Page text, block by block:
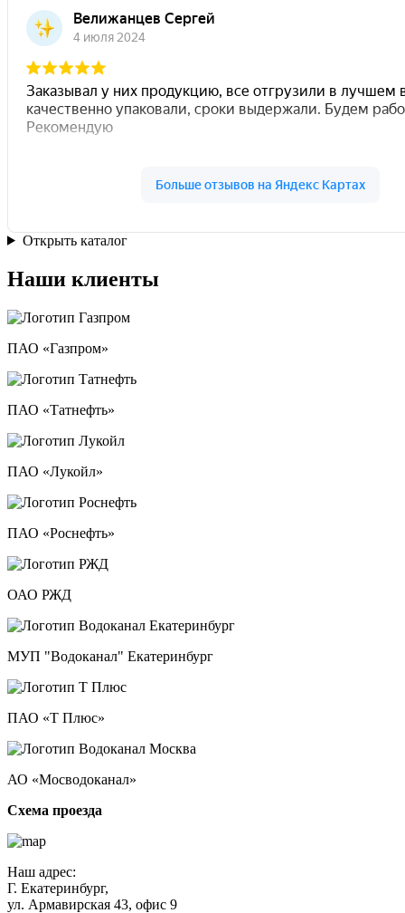
Открыть каталог
Наши клиенты
ПАО «Газпром»
ПАО «Татнефть»
ПАО «Лукойл»
ПАО «Роснефть»
ОАО РЖД
МУП "Водоканал" Екатеринбург
ПАО «Т Плюс»
АО «Мосводоканал»
Схема проезда
Наш адрес:
Г. Екатеринбург,
ул. Армавирская 43, офис 9